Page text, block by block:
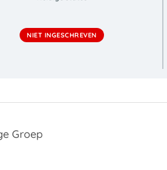
NIET INGESCHREVEN
Groep